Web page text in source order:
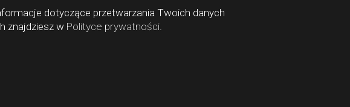
dotyczące przetwarzania Twoich danych
znajdziesz w Polityce prywatności